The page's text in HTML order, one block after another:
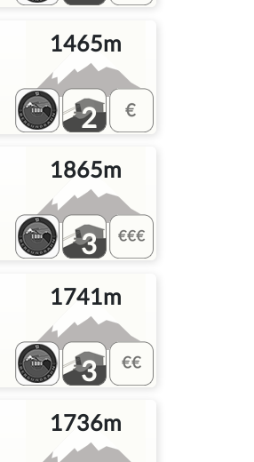
1465m
2
1865m
3
1741m
3
1736m